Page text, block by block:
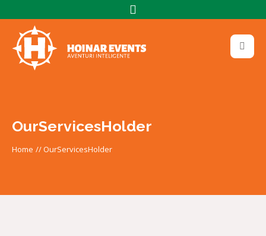
OurServicesHolder
Home //OurServicesHolder